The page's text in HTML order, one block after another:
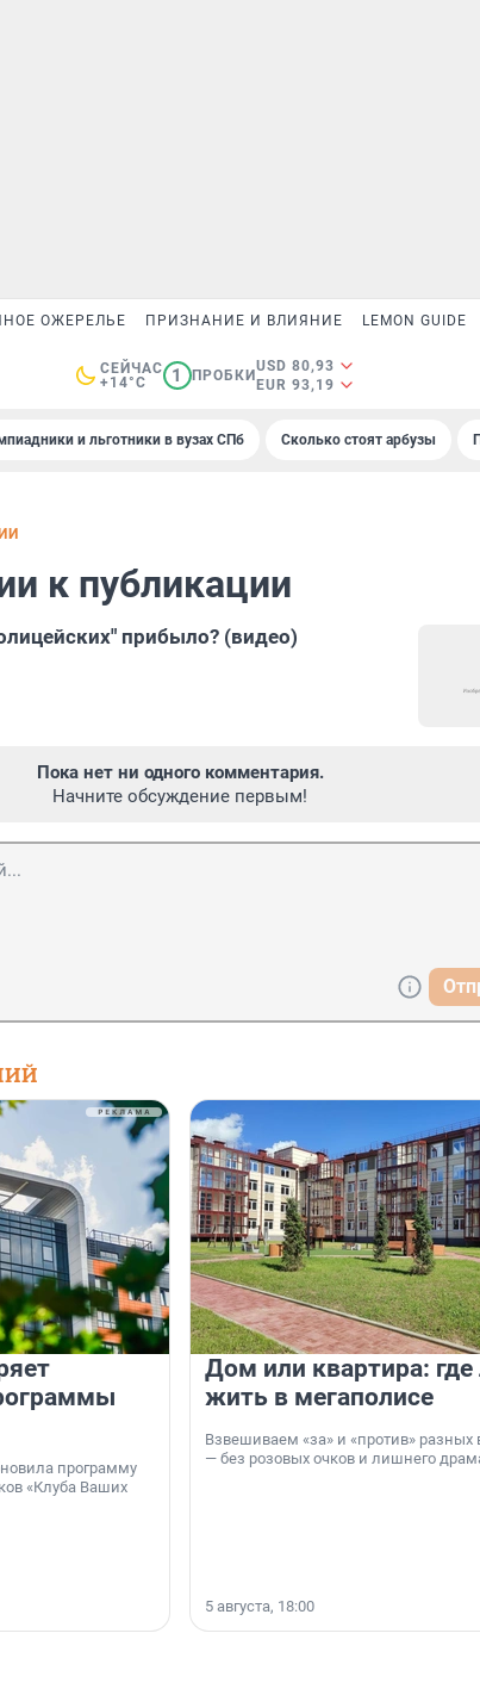
ОЖЕРЕЛЬЕ ПРИЗНАНИЕ И ВЛИЯНИЕ LEMON GUIDE
СЕЙЧАС
+14°C
1 ПРОБКИ
USD 80,93
EUR 93,19
и льготники в вузах СПб Сколько стоят арбузы
к публикации
прибыло? (видео)
Пока нет ни одного комментария.
Начните обсуждение первым!
программу
«Клуба Ваших
Дом или квартира:
жить в мегаполисе
Взвешиваем «за» и «против» разных
— без розовых очков и лишнего
5 августа, 18:00